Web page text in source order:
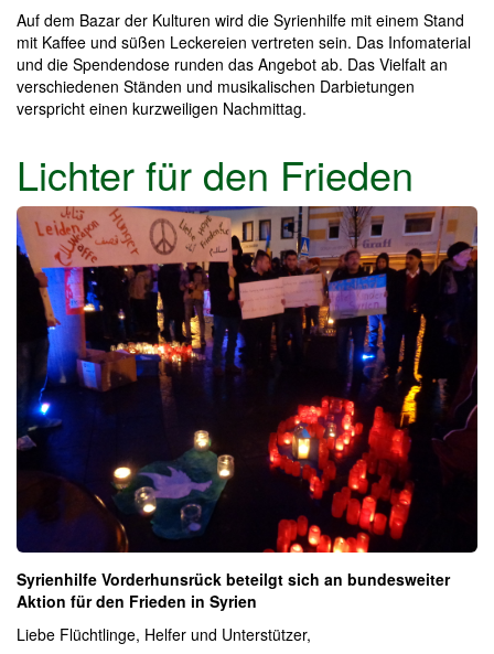
Auf dem Bazar der Kulturen wird die Syrienhilfe mit einem Stand
mit Kaffee und süßen Leckereien vertreten sein. Das Infomaterial
und die Spendendose runden das Angebot ab. Das Vielfalt an
verschiedenen Ständen und musikalischen Darbietungen
verspricht einen kurzweiligen Nachmittag.
Lichter für den Frieden
Syrienhilfe Vorderhunsrück beteilgt sich an bundesweiter
Aktion für den Frieden in Syrien
Liebe Flüchtlinge, Helfer und Unterstützer,